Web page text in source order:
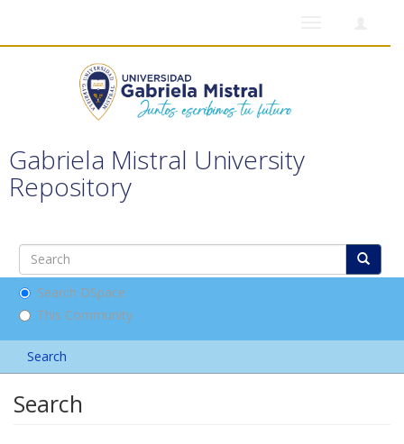
Gabriela Mistral University
Repository
Search DSpace
This Community
Search
Search